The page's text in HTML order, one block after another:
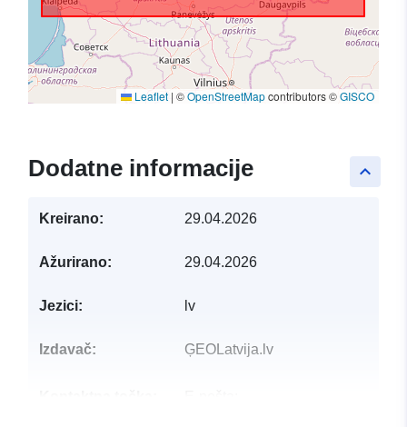
Leaflet | ©OpenStreetMapcontributors ©GISCO
keyboard_arrow_up
Dodatne informacije
Kreirano: 29.04.2026
Ažurirano: 29.04.2026
Jezici: lv
Izdavač: ĢEOLatvija.lv